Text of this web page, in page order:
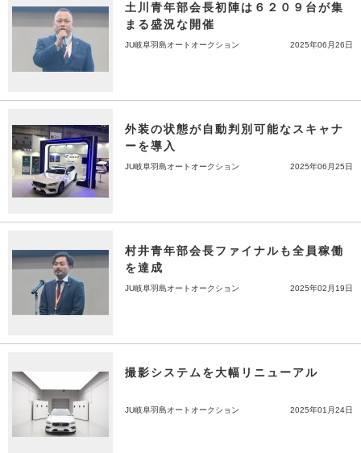
土川青年部会長初陣は６２０９台が集
まる盛況な開催
JU岐阜羽島オートオークション 2025年06月26日
外装の状態が自動判別可能なスキャナ
ーを導入
JU岐阜羽島オートオークション 2025年06月25日
村井青年部会長ファイナルも全員稼働
を達成
JU岐阜羽島オートオークション 2025年02月19日
撮影システムを大幅リニューアル
JU岐阜羽島オートオークション 2025年01月24日